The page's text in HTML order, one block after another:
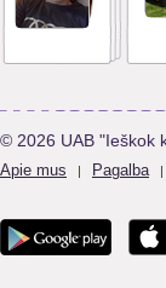
© 2026 UAB "Ieškok
Apie mus | Pagalba |